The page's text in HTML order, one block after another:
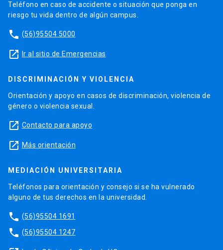
Teléfono en caso de accidente o situación que ponga en
riesgo tu vida dentro de algún campus.
phone (56)95504 5000
launch Ir al sitio de Emergencias
DISCRIMINACIÓN Y VIOLENCIA
Orientación y apoyo en casos de discriminación, violencia de
género o violencia sexual.
launch Contacto para apoyo
launch Más orientación
MEDIACIÓN UNIVERSITARIA
Teléfonos para orientación y consejo si se ha vulnerado
alguno de tus derechos en la universidad.
phone (56)95504 1691
phone (56)95504 1247